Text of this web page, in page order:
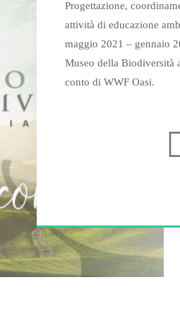
Progettazione,
attività di educazione
maggio 2021 – gennaio
Museo della Biodiversità
conto di WWF Oasi.